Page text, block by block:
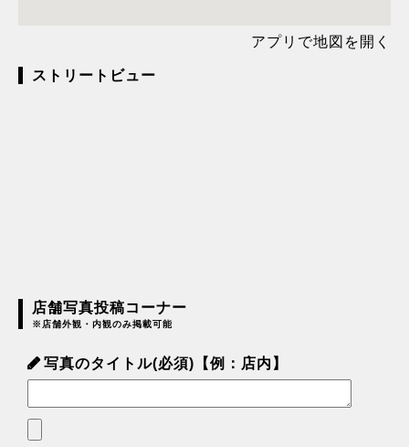
アプリで地図を開く
ストリートビュー
店舗写真投稿コーナー
※店舗外観・内観のみ掲載可能
写真のタイトル(必須)【例：店内】